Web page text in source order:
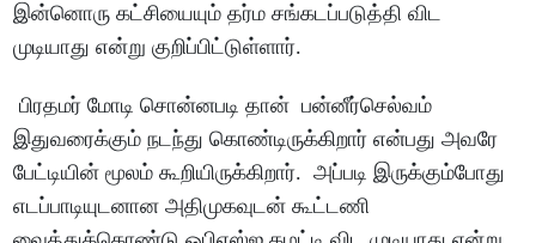
இன்னொரு கட்சியையும் தர்ம சங்கடப்படுத்தி விட
முடியாது என்று குறிப்பிட்டுள்ளார்.
பிரதமர் மோடி சொன்னபடி தான் பன்னீர்செல்வம்
இதுவரைக்கும் நடந்து கொண்டிருக்கிறார் என்பது அவரே
பேட்டியின் மூலம் கூறியிருக்கிறார். அப்படி இருக்கும்போது
எடப்பாடியுடனான அதிமுகவுடன் கூட்டணி